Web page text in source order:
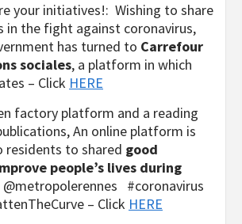
your initiatives!: Wishing to share
in the fight against coronavirus,
has turned to Carrefour
sociales, a platform in which
– Click HERE
factory platform and a reading
An online platform is
residents to shared good
people’s lives during
@metropolerennes #coronavirus
– Click HERE